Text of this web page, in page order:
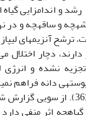
و اندام­زایی
و ساقه­چه و در
آنزیمهای لیپاز
دچار اختلال
نشده و
دانه فراهم
کندی صورت می­گیرد (36). از